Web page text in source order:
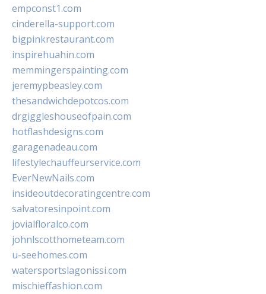
empconst1.com
cinderella-support.com
bigpinkrestaurant.com
inspirehuahin.com
memmingerspainting.com
jeremypbeasley.com
thesandwichdepotcos.com
drgiggleshouseofpain.com
hotflashdesigns.com
garagenadeau.com
lifestylechauffeurservice.com
EverNewNails.com
insideoutdecoratingcentre.com
salvatoresinpoint.com
jovialfloralco.com
johnlscotthometeam.com
u-seehomes.com
watersportslagonissi.com
mischieffashion.com